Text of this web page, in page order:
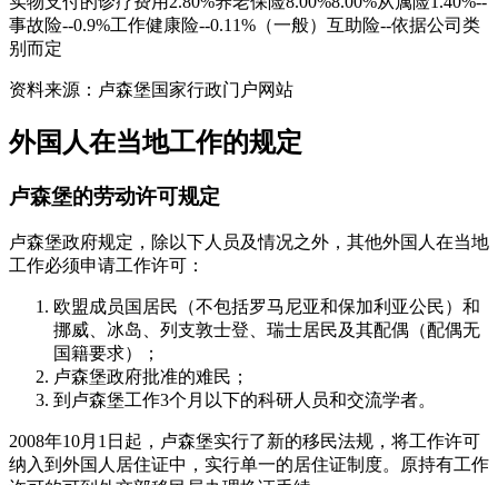
事故险--0.9%工作健康险--0.11%（一般）互助险--依据公司类
别而定
资料来源：卢森堡国家行政门户网站
外国人在当地工作的规定
卢森堡的劳动许可规定
卢森堡政府规定，除以下人员及情况之外，其他外国人在当地
工作必须申请工作许可：
欧盟成员国居民（不包括罗马尼亚和保加利亚公民）和
挪威、冰岛、列支敦士登、瑞士居民及其配偶（配偶无
国籍要求）；
卢森堡政府批准的难民；
到卢森堡工作3个月以下的科研人员和交流学者。
2008年10月1日起，卢森堡实行了新的移民法规，将工作许可
纳入到外国人居住证中，实行单一的居住证制度。原持有工作